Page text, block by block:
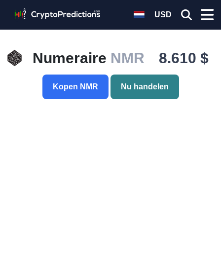
USD
Numeraire NMR 8.610 $
Kopen NMR Nu handelen